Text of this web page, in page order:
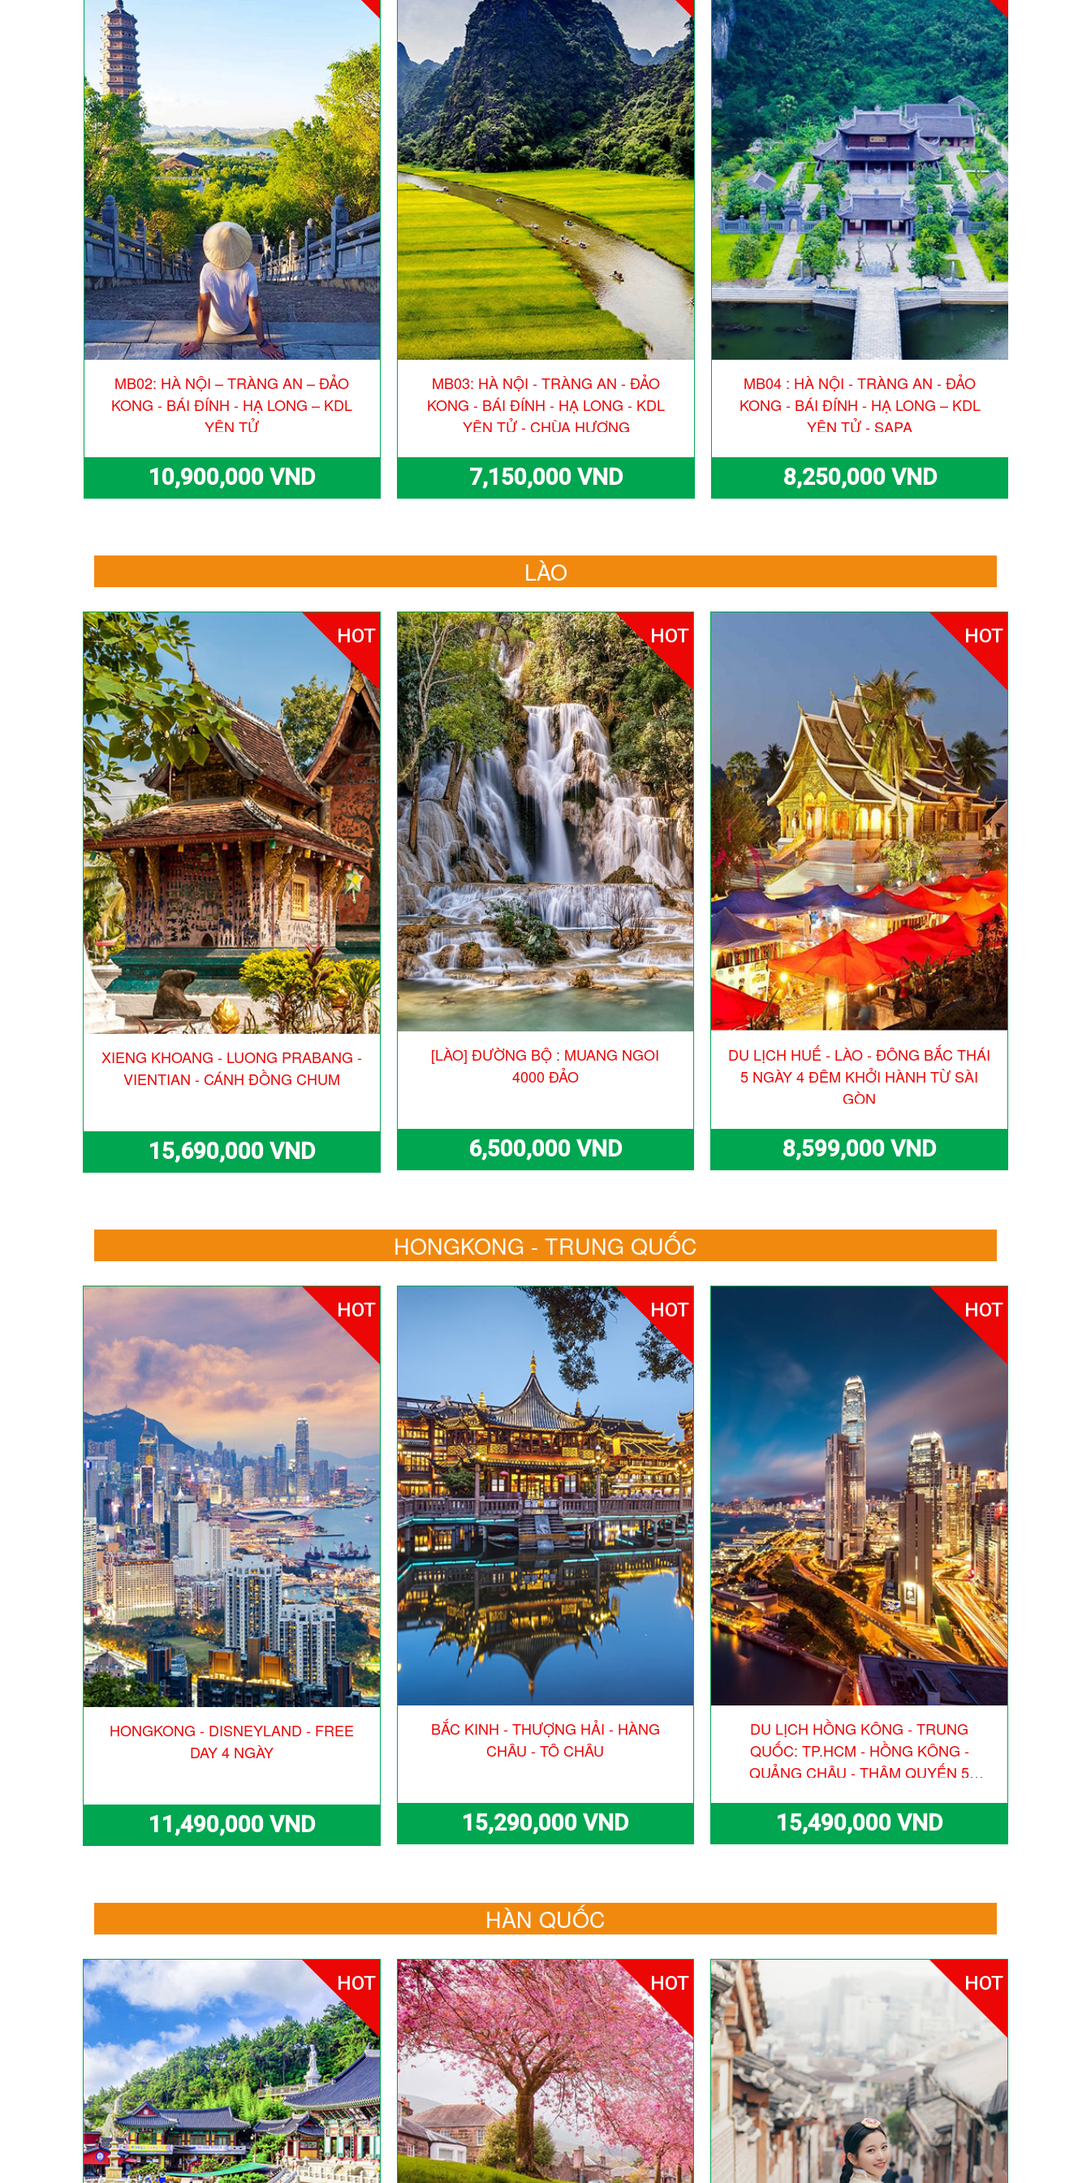
MB02: HÀ NỘI – TRÀNG AN – ĐẢO
KONG - BÁI ĐÍNH - HẠ LONG – KDL
YÊN TỬ
10,900,000 VND
MB03: HÀ NỘI - TRÀNG AN - ĐẢO
KONG - BÁI ĐÍNH - HẠ LONG - KDL
YÊN TỬ - CHÙA HƯƠNG
7,150,000 VND
MB04 : HÀ NỘI - TRÀNG AN - ĐẢO
KONG - BÁI ĐÍNH - HẠ LONG – KDL
YÊN TỬ - SAPA
8,250,000 VND
LÀO
HOT
XIENG KHOANG - LUONG PRABANG -
VIENTIAN - CÁNH ĐỒNG CHUM
15,690,000 VND
HOT
[LÀO] ĐƯỜNG BỘ : MUANG NGOI
4000 ĐẢO
6,500,000 VND
HOT
DU LỊCH HUẾ - LÀO - ĐÔNG BẮC THÁI
5 NGÀY 4 ĐÊM KHỞI HÀNH TỪ SÀI
GÒN
8,599,000 VND
HONGKONG - TRUNG QUỐC
HOT
HONGKONG - DISNEYLAND - FREE
DAY 4 NGÀY
11,490,000 VND
HOT
BẮC KINH - THƯỢNG HẢI - HÀNG
CHÂU - TÔ CHÂU
15,290,000 VND
HOT
DU LỊCH HỒNG KÔNG - TRUNG
QUỐC: TP.HCM - HỒNG KÔNG -
QUẢNG CHÂU - THÂM QUYẾN 5
15,490,000 VND
HÀN QUỐC
HOT HOT HOT